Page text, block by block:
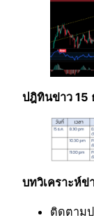
ปฎิทินข่าว 15
บทวิเคราะห์ข่
ติดตาม